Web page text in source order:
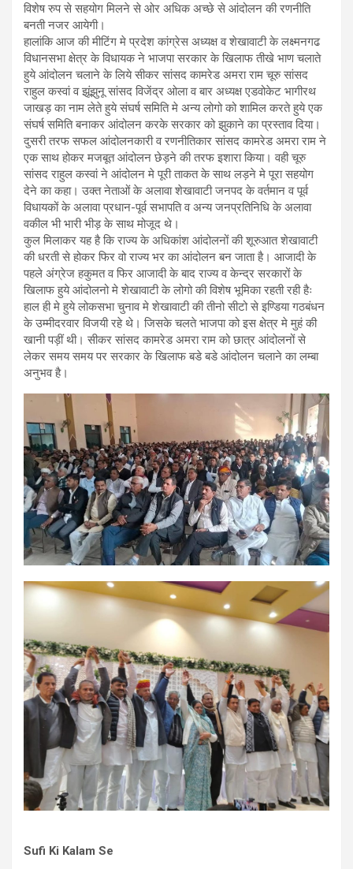
विशेष रुप से सहयोग मिलने से ओर अधिक अच्छे से आंदोलन की रणनीति
बनती नजर आयेगी।
हालांकि आज की मीटिंग मे प्रदेश कांग्रेस अध्यक्ष व शेखावाटी के लक्ष्मनगढ
विधानसभा क्षेत्र के विधायक ने भाजपा सरकार के खिलाफ तीखे भाण चलाते
हुये आंदोलन चलाने के लिये सीकर सांसद कामरेड अमरा राम चूरु सांसद
राहुल कस्वां व झूंझुनू सांसद विजेंद्र ओला व बार अध्यक्ष एडवोकेट भागीरथ
जाखड़ का नाम लेते हुये संघर्ष समिति मे अन्य लोगो को शामिल करते हुये एक
संघर्ष समिति बनाकर आंदोलन करके सरकार को झुकाने का प्रस्ताव दिया।
दुसरी तरफ सफल आंदोलनकारी व रणनीतिकार सांसद कामरेड अमरा राम ने
एक साथ होकर मजबूत आंदोलन छेड़ने की तरफ इशारा किया। वही चूरु
सांसद राहुल कस्वां ने आंदोलन मे पूरी ताकत के साथ लड़ने मे पूरा सहयोग
देने का कहा। उक्त नेताओं के अलावा शेखावाटी जनपद के वर्तमान व पूर्व
विधायकों के अलावा प्रधान-पूर्व सभापति व अन्य जनप्रतिनिधि के अलावा
वकील भी भारी भीड़ के साथ मोजूद थे।
कुल मिलाकर यह है कि राज्य के अधिकांश आंदोलनों की शूरुआत शेखावाटी
की धरती से होकर फिर वो राज्य भर का आंदोलन बन जाता है। आजादी के
पहले अंग्रेज हकुमत व फिर आजादी के बाद राज्य व केन्द्र सरकारों के
खिलाफ हुये आंदोलनो मे शेखावाटी के लोगो की विशेष भूमिका रहती रही हैः
हाल ही मे हुये लोकसभा चुनाव मे शेखावाटी की तीनो सीटो से इण्डिया गठबंधन
के उम्मीदरवार विजयी रहे थे। जिसके चलते भाजपा को इस क्षेत्र मे मुहं की
खानी पड़ीं थी। सीकर सांसद कामरेड अमरा राम को छात्र आंदोलनों से
लेकर समय समय पर सरकार के खिलाफ बडे बडे आंदोलन चलाने का लम्बा
अनुभव है।
Sufi Ki Kalam Se